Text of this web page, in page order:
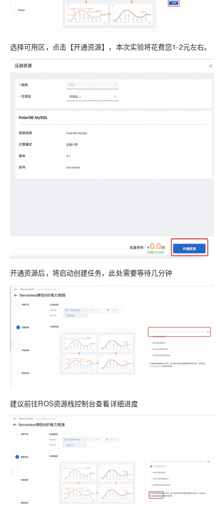
选择可用区，点击【开通资源】，本次实验将花费您1-2元左右。
开通资源后，将启动创建任务，此处需要等待几分钟
建议前往ROS资源栈控制台查看详细进度